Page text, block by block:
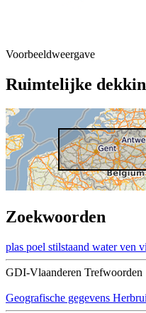
Voorbeeldweergave
Ruimtelijke
Zoekwoorden
plas poel stilstaand water ven
GDI-Vlaanderen Trefwoorden
Geografische gegevens